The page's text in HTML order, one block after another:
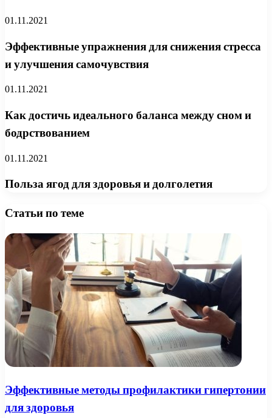
01.11.2021
Эффективные упражнения для снижения стресса
и улучшения самочувствия
01.11.2021
Как достичь идеального баланса между сном и
бодрствованием
01.11.2021
Польза ягод для здоровья и долголетия
Статьи по теме
Эффективные методы профилактики гипертонии
для здоровья